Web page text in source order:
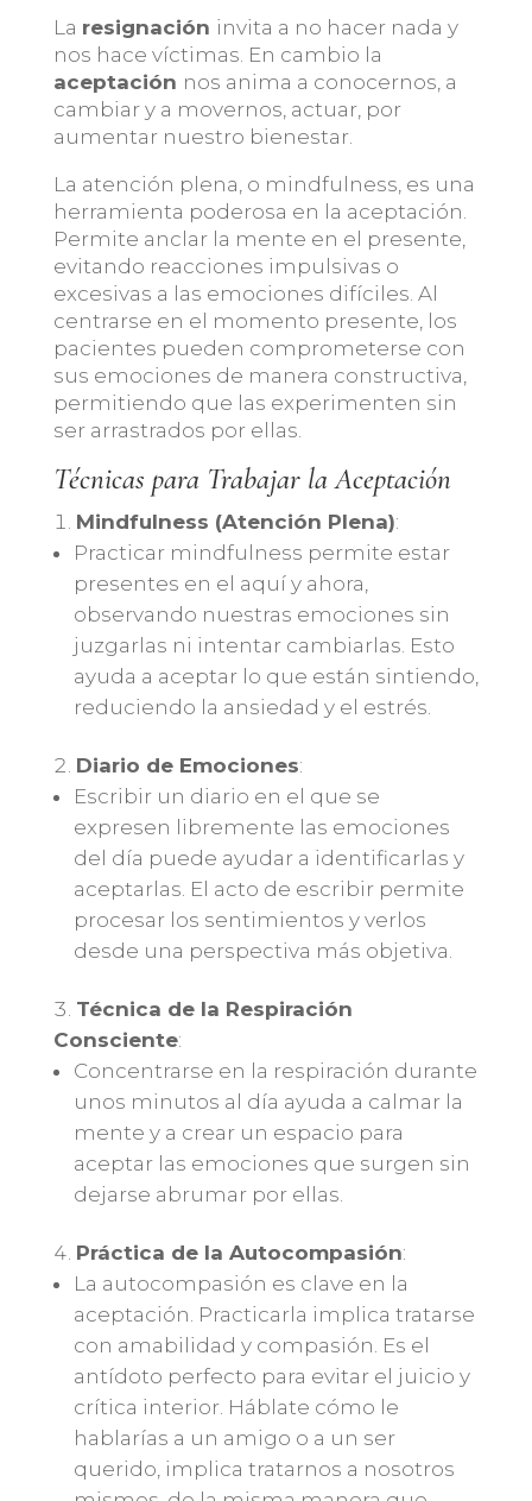
La resignación invita a no hacer nada y
nos hace víctimas. En cambio la
aceptación nos anima a conocernos, a
cambiar y a movernos, actuar, por
aumentar nuestro bienestar.
La atención plena, o mindfulness, es una
herramienta poderosa en la aceptación.
Permite anclar la mente en el presente,
evitando reacciones impulsivas o
excesivas a las emociones difíciles. Al
centrarse en el momento presente, los
pacientes pueden comprometerse con
sus emociones de manera constructiva,
permitiendo que las experimenten sin
ser arrastrados por ellas.
Técnicas para Trabajar la Aceptación
Mindfulness (Atención Plena):
Practicar mindfulness permite estar
presentes en el aquí y ahora,
observando nuestras emociones sin
juzgarlas ni intentar cambiarlas. Esto
ayuda a aceptar lo que están sintiendo,
reduciendo la ansiedad y el estrés.
Diario de Emociones:
Escribir un diario en el que se
expresen libremente las emociones
del día puede ayudar a identificarlas y
aceptarlas. El acto de escribir permite
procesar los sentimientos y verlos
desde una perspectiva más objetiva.
Técnica de la Respiración
Consciente:
Concentrarse en la respiración durante
unos minutos al día ayuda a calmar la
mente y a crear un espacio para
aceptar las emociones que surgen sin
dejarse abrumar por ellas.
Práctica de la Autocompasión:
La autocompasión es clave en la
aceptación. Practicarla implica tratarse
con amabilidad y compasión. Es el
antídoto perfecto para evitar el juicio y
crítica interior. Háblate cómo le
hablarías a un amigo o a un ser
querido, implica tratarnos a nosotros